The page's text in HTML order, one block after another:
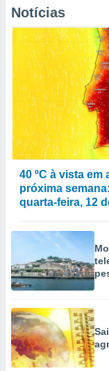
Notícias
40 ºC à vista
próxima
quarta-feira, 12